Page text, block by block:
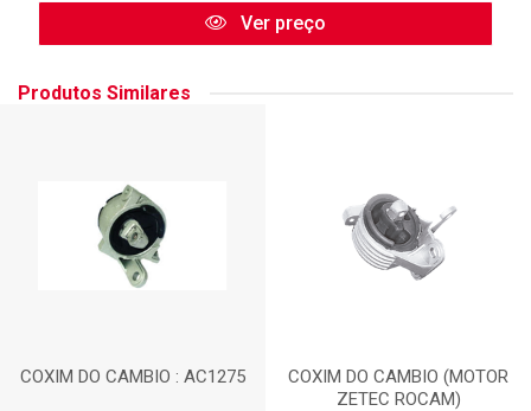
Ver preço
Produtos Similares
COXIM DO CAMBIO : AC1275
COXIM DO CAMBIO (MOTOR
ZETEC ROCAM)